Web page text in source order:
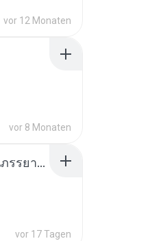
vor 12 Monaten
vor 8 Monaten
เกิดใหม่อีกครา อี๋เหนียงอย่างข้าเป็นภรรยาขุนนาง 1_ST.pdf
vor 17 Tagen